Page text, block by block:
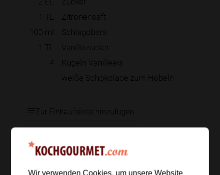
1 TL
Zitronensaft
100 ml
Schlagobers
1 TL
Vanillezucker
4
Kugeln Vanilleeis
weiße Schokolade zum Hobeln
Zur Einkaufsliste hinzufügen
Wir verwenden Cookies, um unsere Website